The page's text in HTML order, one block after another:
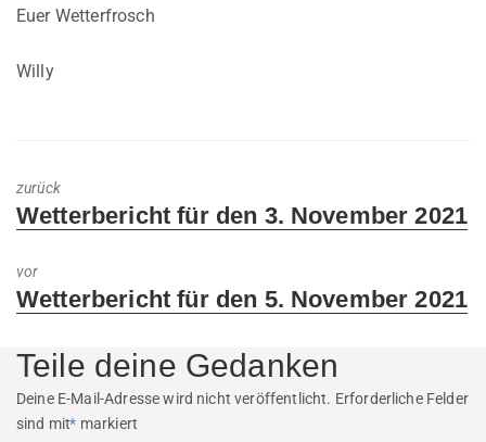
Euer Wetterfrosch
Willy
zurück
Previous
Wetterbericht für den 3. November 2021
vor
Next
Wetterbericht für den 5. November 2021
Teile deine Gedanken
Deine E-Mail-Adresse wird nicht veröffentlicht. Erforderliche Felder
sind mit* markiert